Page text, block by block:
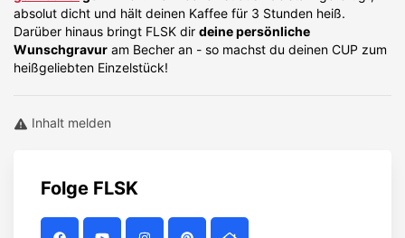
absolut dicht und hält deinen Kaffee für 3 Stunden heiß.
Darüber hinaus bringt FLSK dir deine persönliche
Wunschgravur am Becher an - so machst du deinen CUP zum
heißgeliebten Einzelstück!
Inhalt melden
Folge FLSK